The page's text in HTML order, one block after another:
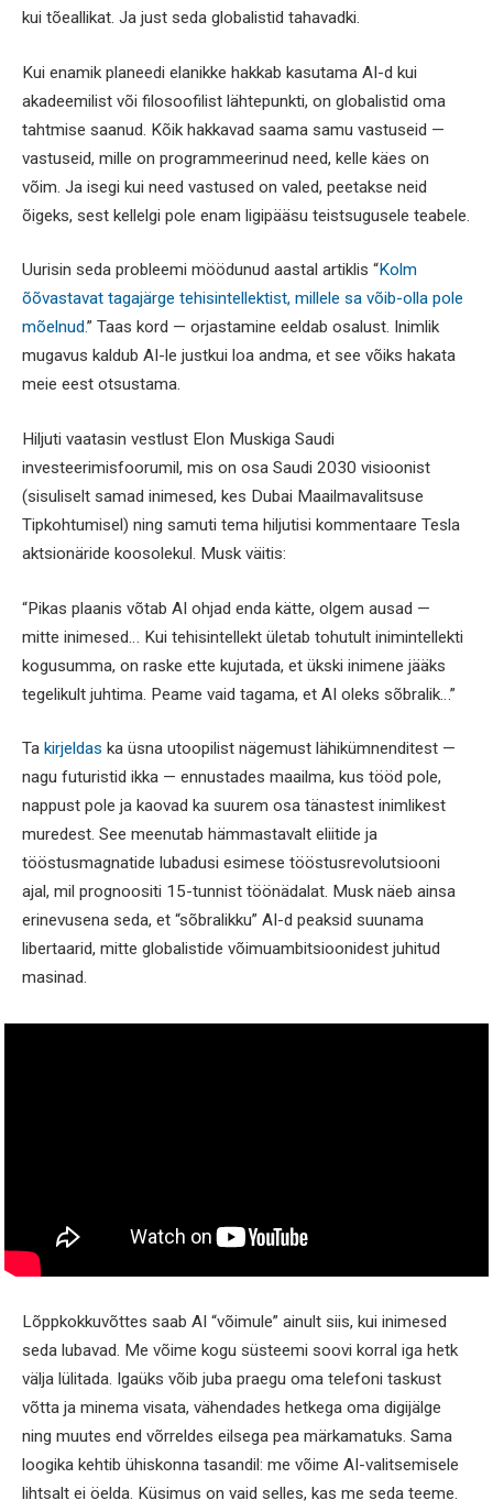
kui tõeallikat. Ja just seda globalistid tahavadki.
Kui enamik planeedi elanikke hakkab kasutama AI-d kui
akadeemilist või filosoofilist lähtepunkti, on globalistid oma
tahtmise saanud. Kõik hakkavad saama samu vastuseid —
vastuseid, mille on programmeerinud need, kelle käes on
võim. Ja isegi kui need vastused on valed, peetakse neid
õigeks, sest kellelgi pole enam ligipääsu teistsugusele teabele.
Uurisin seda probleemi möödunud aastal artiklis “Kolm
õõvastavat tagajärge tehisintellektist, millele sa võib-olla pole
mõelnud.” Taas kord — orjastamine eeldab osalust. Inimlik
mugavus kaldub AI-le justkui loa andma, et see võiks hakata
meie eest otsustama.
Hiljuti vaatasin vestlust Elon Muskiga Saudi
investeerimisfoorumil, mis on osa Saudi 2030 visioonist
(sisuliselt samad inimesed, kes Dubai Maailmavalitsuse
Tipkohtumisel) ning samuti tema hiljutisi kommentaare Tesla
aktsionäride koosolekul. Musk väitis:
“Pikas plaanis võtab AI ohjad enda kätte, olgem ausad —
mitte inimesed… Kui tehisintellekt ületab tohutult inimintellekti
kogusumma, on raske ette kujutada, et ükski inimene jääks
tegelikult juhtima. Peame vaid tagama, et AI oleks sõbralik…”
Ta kirjeldas ka üsna utoopilist nägemust lähikümnenditest —
nagu futuristid ikka — ennustades maailma, kus tööd pole,
nappust pole ja kaovad ka suurem osa tänastest inimlikest
muredest. See meenutab hämmastavalt eliitide ja
tööstusmagnatide lubadusi esimese tööstusrevolutsiooni
ajal, mil prognoositi 15-tunnist töönädalat. Musk näeb ainsa
erinevusena seda, et “sõbralikku” AI-d peaksid suunama
libertaarid, mitte globalistide võimuambitsioonidest juhitud
masinad.
Lõppkokkuvõttes saab AI “võimule” ainult siis, kui inimesed
seda lubavad. Me võime kogu süsteemi soovi korral iga hetk
välja lülitada. Igaüks võib juba praegu oma telefoni taskust
võtta ja minema visata, vähendades hetkega oma digijälge
ning muutes end võrreldes eilsega pea märkamatuks. Sama
loogika kehtib ühiskonna tasandil: me võime AI-valitsemisele
lihtsalt ei öelda. Küsimus on vaid selles, kas me seda teeme.